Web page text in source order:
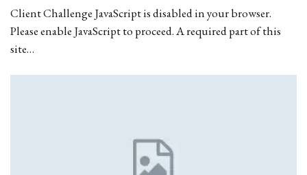
Client Challenge JavaScript is disabled in your browser.
Please enable JavaScript to proceed. A required part of this
site…